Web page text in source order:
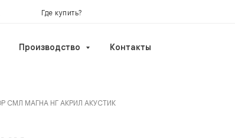
Где купить?
Производство Контакты
СМЛ МАГНА НГ АКРИЛ АКУСТИК